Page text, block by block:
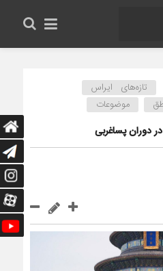
تازه‌های ایراس
موضوعات
دوران پساغربی